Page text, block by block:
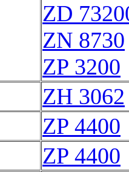
ZD
ZN 8730
ZP 3200
ZH 3062
ZP 4400
ZP 4400